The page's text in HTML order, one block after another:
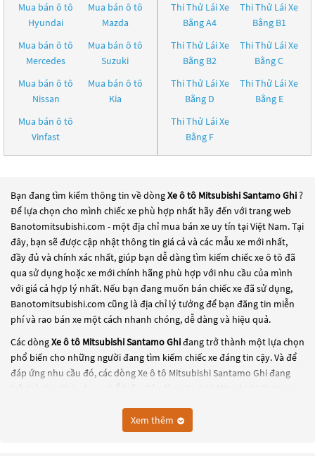
Mua bán ô tô
Hyundai
Mua bán ô tô
Mazda
Mua bán ô tô
Mercedes
Mua bán ô tô
Suzuki
Mua bán ô tô
Nissan
Mua bán ô tô
Kia
Mua bán ô tô
Vinfast
Thi Thử Lái Xe
Bằng A4
Thi Thử Lái Xe
Bằng B1
Thi Thử Lái Xe
Bằng B2
Thi Thử Lái Xe
Bằng C
Thi Thử Lái Xe
Bằng D
Thi Thử Lái Xe
Bằng E
Thi Thử Lái Xe
Bằng F
Bạn đang tìm kiếm thông tin về dòngXe ô tô Mitsubishi Santamo Ghi?
Để lựa chọn cho mình chiếc xe phù hợp nhất hãy đến với trang web
Banotomitsubishi.com - một địa chỉ mua bán xe uy tín tại Việt Nam. Tại
đây, bạn sẽ được cập nhật thông tin giá cả và các mẫu xe mới nhất,
đầy đủ và chính xác nhất, giúp bạn dễ dàng tìm kiếm chiếc xe ô tô đã
qua sử dụng hoặc xe mới chính hãng phù hợp với nhu cầu của mình
với giá cả hợp lý nhất. Nếu bạn đang muốn bán chiếc xe đã sử dụng,
Banotomitsubishi.com cũng là địa chỉ lý tưởng để bạn đăng tin miễn
phí và rao bán xe một cách nhanh chóng, dễ dàng và hiệu quả.
Các dòngXe ô tô Mitsubishi Santamo Ghiđang trở thành một lựa chọn
phổ biến cho những người đang tìm kiếm chiếc xe đáng tin cậy. Và để
đáp ứng nhu cầu đó, các dòngXe ô tô Mitsubishi Santamo Ghiđang
trở thành sự lựa chọn phổ biến. Các dòng
dòng xe mới với thiết kế hiện đại và công nghệ tiên tiến. Các dòng
này đều được kiểm tra và bảo dưỡng kỹ
Xem thêm